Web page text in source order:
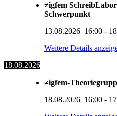
≠igfem
Schwerpunkt
13.08.2026 16:00 -
Weitere Details
18.08.2026
≠igfem-
18.08.2026 16:00 -